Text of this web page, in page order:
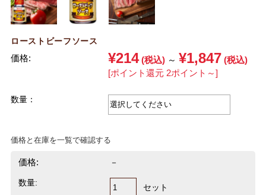
ローストビーフソース
価格: ¥214 (税込) ～ ¥1,847 (税込)
[ポイント還元 2ポイント～]
数量：
価格と在庫を一覧で確認する
価格: －
数量: セット